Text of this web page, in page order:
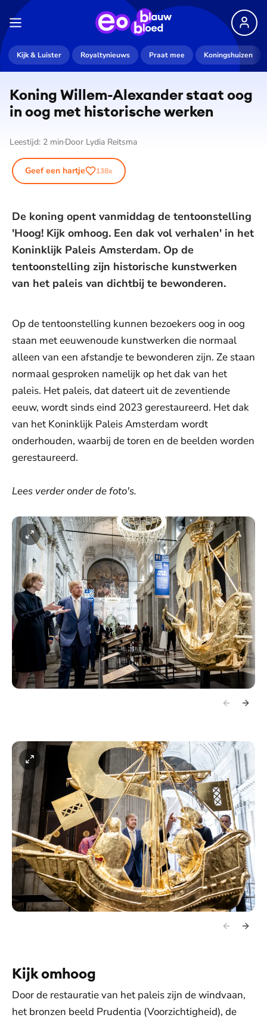
Kijk & Luister Royaltynieuws Praat mee Koningshuizen
Koning Willem-Alexander staat oog
in oog met historische werken
Leestijd: 2 min Door Lydia Reitsma
Geef een hartje 138x
De koning opent vanmiddag de tentoonstelling
'Hoog! Kijk omhoog. Een dak vol verhalen' in het
Koninklijk Paleis Amsterdam. Op de
tentoonstelling zijn historische kunstwerken
van het paleis van dichtbij te bewonderen.
Op de tentoonstelling kunnen bezoekers oog in oog
staan met eeuwenoude kunstwerken die normaal
alleen van een afstandje te bewonderen zijn. Ze staan
normaal gesproken namelijk op het dak van het
paleis. Het paleis, dat dateert uit de zeventiende
eeuw, wordt sinds eind 2023 gerestaureerd. Het dak
van het Koninklijk Paleis Amsterdam wordt
onderhouden, waarbij de toren en de beelden worden
gerestaureerd.
Lees verder onder de foto's.
Kijk omhoog
Door de restauratie van het paleis zijn de windvaan,
het bronzen beeld Prudentia (Voorzichtigheid), de